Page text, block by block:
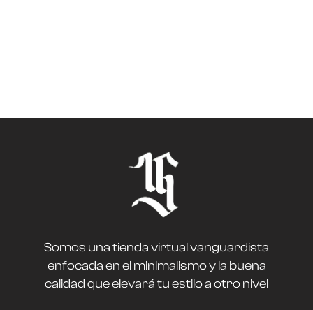
Somos una tienda virtual vanguardista
enfocada en el minimalismo y la buena
calidad que elevará tu estilo a otro nivel